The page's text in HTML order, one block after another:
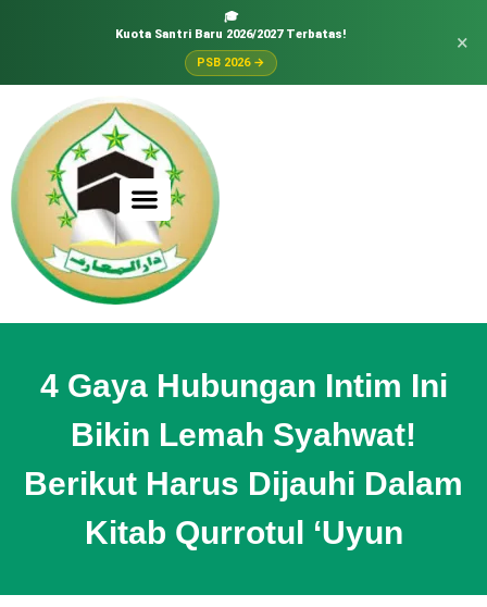
🎓
Kuota Santri Baru 2026/2027 Terbatas!
PSB 2026 →
×
4 Gaya Hubungan Intim Ini
Bikin Lemah Syahwat!
Berikut Harus Dijauhi Dalam
Kitab Qurrotul ‘Uyun